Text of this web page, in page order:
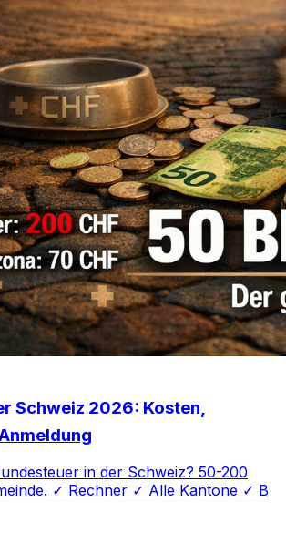
Schweiz 2026: Kosten,
in der Schweiz? 50-200
✓ Rechner ✓ Alle Kantone ✓ B